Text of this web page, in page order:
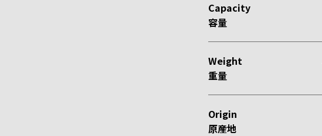
Capacity
容量
Weight
重量
Origin
原産地